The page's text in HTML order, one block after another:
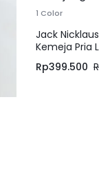
1 Color
Jack
Kemeja Pria
Rp399.500